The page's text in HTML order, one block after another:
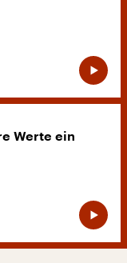
Werte ein